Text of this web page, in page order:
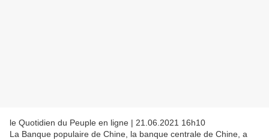
le Quotidien du Peuple en ligne | 21.06.2021 16h10
La Banque populaire de Chine, la banque centrale de Chine, a